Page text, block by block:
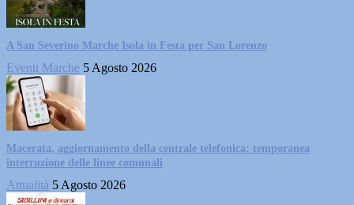
A San Severino Marche Isola in Festa per San Lorenzo
Eventi Marche 5 Agosto 2026
Macerata, aggiornamento della centrale telefonica: temporanea
interruzione delle linee comunali
Attualità 5 Agosto 2026